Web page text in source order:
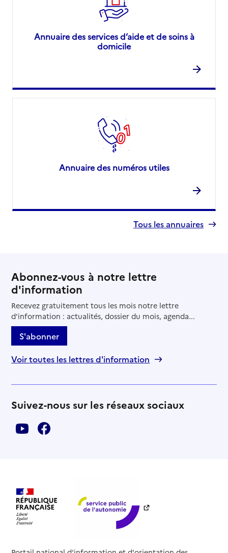
Annuaire des services d’aide et de soins à
domicile
Annuaire des numéros utiles
Tous les annuaires
Abonnez-vous à notre lettre
d'information
Recevez gratuitement tous les mois notre lettre
d'information : actualités, dossier du mois, agenda...
S'abonner
Voir toutes les lettres d'information
Suivez-nous sur les réseaux sociaux